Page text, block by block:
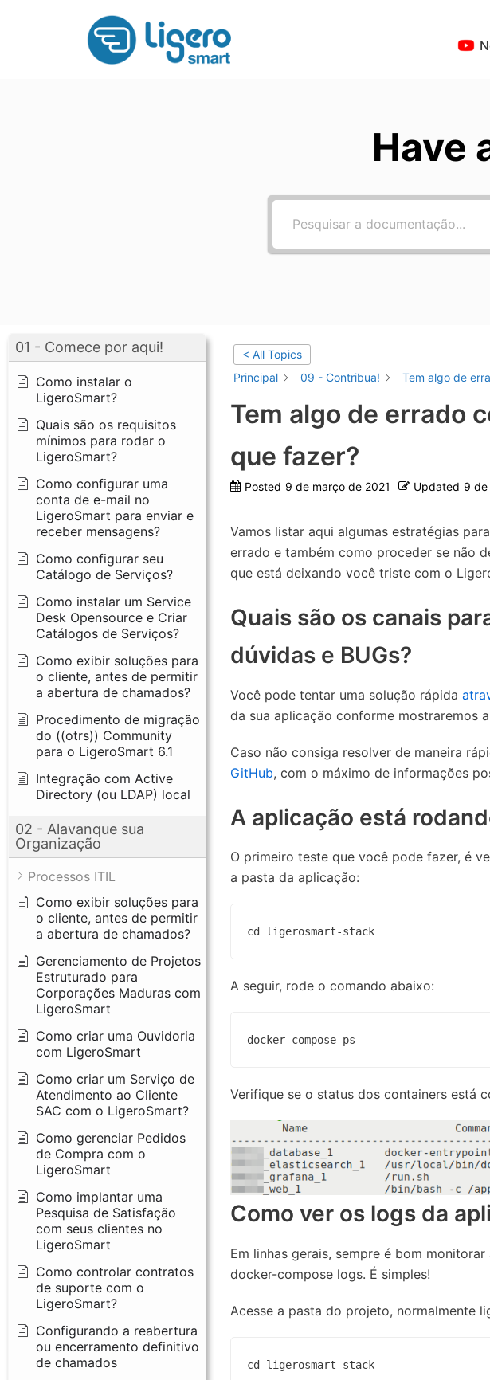
Have
01 - Comece por aqui!
Como instalar o
LigeroSmart?
Quais são os requisitos
mínimos para rodar o
LigeroSmart?
Como configurar uma
conta de e-mail no
LigeroSmart para enviar e
receber mensagens?
Como configurar seu
Catálogo de Serviços?
Como instalar um Service
Desk Opensource e Criar
Catálogos de Serviços?
Como exibir soluções para
o cliente, antes de permitir
a abertura de chamados?
Procedimento de migração
do ((otrs)) Community
para o LigeroSmart 6.1
Integração com Active
Directory (ou LDAP) local
02 - Alavanque sua
Organização
Processos ITIL
Como exibir soluções para
o cliente, antes de permitir
a abertura de chamados?
Gerenciamento de Projetos
Estruturado para
Corporações Maduras com
LigeroSmart
Como criar uma Ouvidoria
com LigeroSmart
Como criar um Serviço de
Atendimento ao Cliente
SAC com o LigeroSmart?
Como gerenciar Pedidos
de Compra com o
LigeroSmart
Como implantar uma
Pesquisa de Satisfação
com seus clientes no
LigeroSmart
Como controlar contratos
de suporte com o
LigeroSmart?
Configurando a reabertura
ou encerramento definitivo
de chamados
< All Topics
Principal
09 - Contribua! Tem algo de
Tem algo de errado
que fazer?
Posted 9 de março de 2021 Updated 9 de
Vamos listar aqui algumas estratégias
errado e também como proceder se não
que está deixando você triste com o
Quais são os canais
dúvidas e BUGs?
Você pode tentar uma solução rápida
da sua aplicação conforme mostraremos
Caso não consiga resolver de maneira
GitHub, com o máximo de informações
A aplicação está
O primeiro teste que você pode fazer, é
a pasta da aplicação:
cd ligerosmart-stack
A seguir, rode o comando abaixo:
docker-compose ps
Verifique se o status dos containers está
Como ver os logs da
Em linhas gerais, sempre é bom
docker-compose logs. É simples!
Acesse a pasta do projeto, normalmente
cd ligerosmart-stack